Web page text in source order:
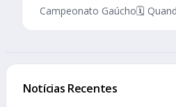
Campeonato Gaúcho🗓️
Notícias Recentes